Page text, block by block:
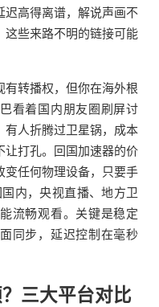
迟高得离谱，解说声画不
这些来路不明的链接可能
转播权，但你在海外根
看着国内朋友圈刷屏讨
有人折腾过卫星锅，成本
让打孔。回国加速器的价
任何物理设备，只要手
内，央视直播、地方卫
流畅观看。关键是稳定
同步，延迟控制在毫秒
三大平台对比